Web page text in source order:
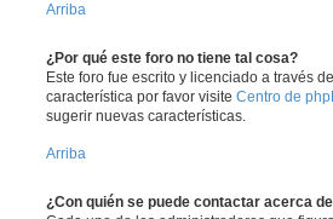
Arriba
¿Por qué este foro no tiene tal cosa?
Este foro fue escrito y licenciado a través
característica por favor visite Centro de
sugerir nuevas características.
Arriba
¿Con quién se puede contactar acerca